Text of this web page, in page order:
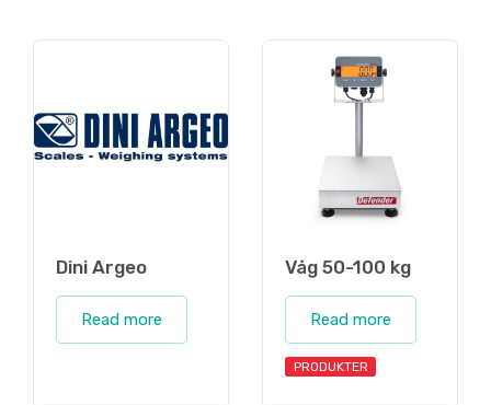
Dini Argeo
Read more
Våg 50-100 kg
Read more
PRODUKTER